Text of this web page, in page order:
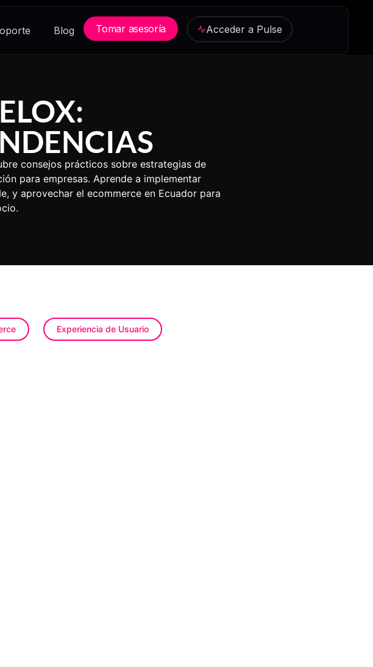
Blog Tomar asesoría Acceder a Pulse
consejos prácticos sobre estrategias de
para empresas. Aprende a implementar
y aprovechar el ecommerce en Ecuador para
Experiencia de Usuario